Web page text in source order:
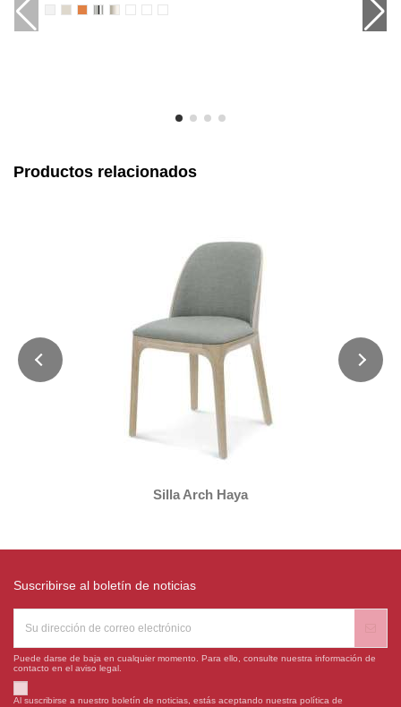
Productos relacionados
Silla Arch Haya
Suscribirse al boletín de noticias
Puede darse de baja en cualquier momento. Para ello, consulte nuestra información de
contacto en el aviso legal.
Al suscribirse a nuestro boletín de noticias, estás aceptando nuestra política de